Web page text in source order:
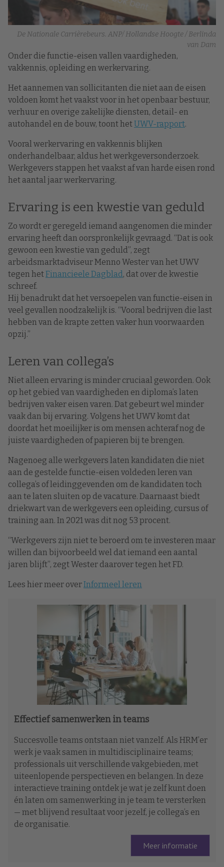
De Nationale Carrièrebeurs. ANP/ Hollandse Hoogte / Berlinda
van Dam
Onder die functie-eisen vallen vaardigheden,
vakkennis, opleiding en werkervaring.
Het aannemen van sollicitanten die niet aan de eisen
voldoen komt het vaakst voor in het openbaar bestuur,
verhuur en overige zakelijke diensten, detail- en
autohandel en de bouw, toont hetUWV-rapport.
Vooral werkervaring en vakkennis blijken
onderhandelbaar, aldus het werkgeversonderzoek.
Werkgevers stappen het vaakst af van harde eisen rond
het aantal jaar werkervaring.
Ervaring is een kwestie van geduld
Zo wordt er geregeld iemand aangenomen die minder
ervaring heeft dan oorspronkelijk gevraagd. “Dat is ook
gewoon een kwestie van geduld”, zegt
arbeidsmarktadviseur Menno Wester van het UWV
tegen hetFinancieele Dagblad , dat over de kwestie
schreef.
Hij benadrukt dat het versoepelen van functie-eisen in
veel gevallen noodzakelijk is. “Vooral bedrijven die last
hebben van de krapte zetten vaker hun voorwaarden
opzij.”
Leren van collega’s
Niet alleen ervaring is minder cruciaal geworden. Ook
op het gebied van vaardigheden en diploma’s laten
bedrijven vaker eisen varen. Dat gebeurt wel minder
vaak dan bij ervaring. Volgens het UWV komt dat
doordat het moeilijker is om mensen achteraf nog de
juiste vaardigheden of papieren bij te brengen.
Nagenoeg alle werkgevers laten kandidaten die niet
aan de gestelde functie-eisen voldeden leren van
collega’s of leidinggevenden om de kandidaten toch
aan te laten sluiten op de vacature. Daarnaast biedt
driekwart van de werkgevers een opleiding, cursus of
training aan. In 2021 was dit nog 53 procent.
“Werkgevers zijn niet te beroerd om te investeren maar
willen dan bijvoorbeeld wel dat iemand een aantal
jaren blijft”, zegt Wester daarover tegen het FD.
Lees hier meer overInformeel leren
Effectief samenwerken in teams
Succesvolle teams ontstaan niet vanzelf. Als HRM’er
werk je vaak samen in multidisciplinaire teams;
professionals uit verschillende vakgebieden, met
uiteenlopende perspectieven en belangen. In deze
interactieve training ontdek je wat je zelf kunt doen
én laten om samenwerking in je team te versterken
— met blijvend resultaat voor jezelf, je collega’s en
de organisatie.
Meer informatie